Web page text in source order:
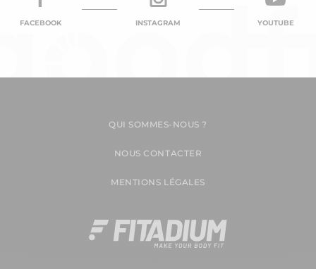
FACEBOOK INSTAGRAM YOUTUBE
QUI SOMMES-NOUS ?
NOUS CONTACTER
MENTIONS LÉGALES